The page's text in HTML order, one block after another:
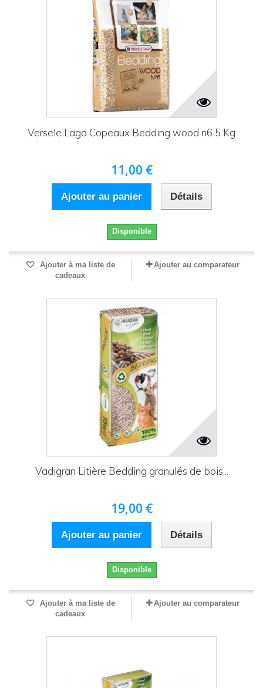
Versele Laga Copeaux Bedding wood n6 5 Kg
11,00 €
Ajouter au panier Détails
Disponible
Ajouter à ma liste de
cadeaux
Ajouter au comparateur
Vadigran Litière Bedding granulés de bois...
19,00 €
Ajouter au panier Détails
Disponible
Ajouter à ma liste de
cadeaux
Ajouter au comparateur